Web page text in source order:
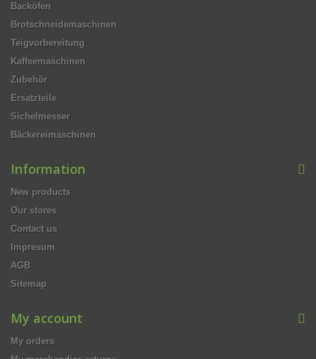
Backöfen
Brotschneidemaschinen
Teigvorbereitung
Kaffeemaschinen
Zubehör
Ersatzteile
Sichelmesser
Bäckereimaschinen
Information
New products
Our stores
Contact us
Impresum
AGB
Sitemap
My account
My orders